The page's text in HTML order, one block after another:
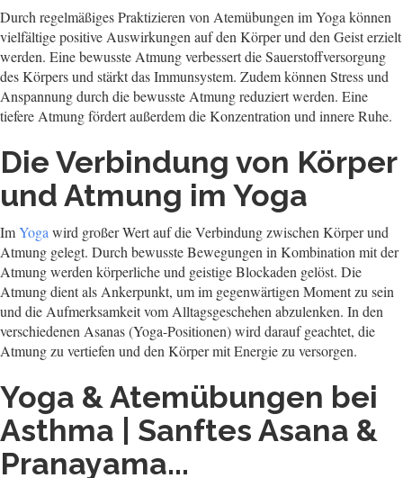
Durch regelmäßiges Praktizieren von Atemübungen im Yoga können
vielfältige positive Auswirkungen auf den Körper und den Geist erzielt
werden. Eine bewusste Atmung verbessert die Sauerstoffversorgung
des Körpers und stärkt das Immunsystem. Zudem können Stress und
Anspannung durch die bewusste Atmung reduziert werden. Eine
tiefere Atmung fördert außerdem die Konzentration und innere Ruhe.
Die Verbindung von Körper
und Atmung im Yoga
ImYogawird großer Wert auf die Verbindung zwischen Körper und
Atmung gelegt. Durch bewusste Bewegungen in Kombination mit der
Atmung werden körperliche und geistige Blockaden gelöst. Die
Atmung dient als Ankerpunkt, um im gegenwärtigen Moment zu sein
und die Aufmerksamkeit vom Alltagsgeschehen abzulenken. In den
verschiedenen Asanas (Yoga-Positionen) wird darauf geachtet, die
Atmung zu vertiefen und den Körper mit Energie zu versorgen.
Yoga & Atemübungen bei
Asthma | Sanftes Asana &
Pranayama...